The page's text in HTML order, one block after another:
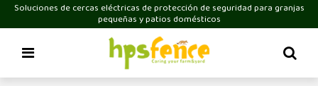
Soluciones de cercas eléctricas de protección de seguridad para granjas
pequeñas y patios domésticos